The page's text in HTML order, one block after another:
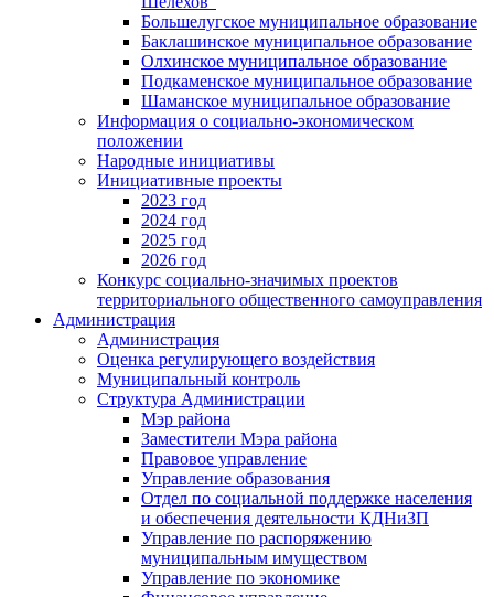
Большелугское муниципальное образование
Баклашинское муниципальное образование
Олхинское муниципальное образование
Подкаменское муниципальное образование
Шаманское муниципальное образование
Информация о социально-экономическом
положении
Народные инициативы
Инициативные проекты
2023 год
2024 год
2025 год
2026 год
Конкурс социально-значимых проектов
территориального общественного самоуправления
Администрация
Администрация
Оценка регулирующего воздействия
Муниципальный контроль
Структура Администрации
Мэр района
Заместители Мэра района
Правовое управление
Управление образования
Отдел по социальной поддержке населения
и обеспечения деятельности КДНиЗП
Управление по распоряжению
муниципальным имуществом
Управление по экономике